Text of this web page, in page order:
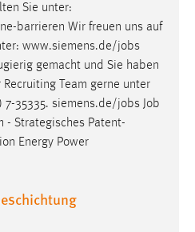
Sie unter:
barrieren Wir freuen uns auf
www.siemens.de/jobs
gemacht und Sie haben
Recruiting Team gerne unter
7-35335. siemens.de/jobs Job
- Strategisches Patent-
Energy Power